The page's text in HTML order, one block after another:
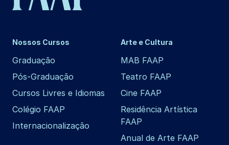
Nossos Cursos
Graduação
Pós-Graduação
Cursos Livres e Idiomas
Colégio FAAP
Internacionalização
Arte e Cultura
MAB FAAP
Teatro FAAP
Cine FAAP
Residência Artística
FAAP
Anual de Arte FAAP